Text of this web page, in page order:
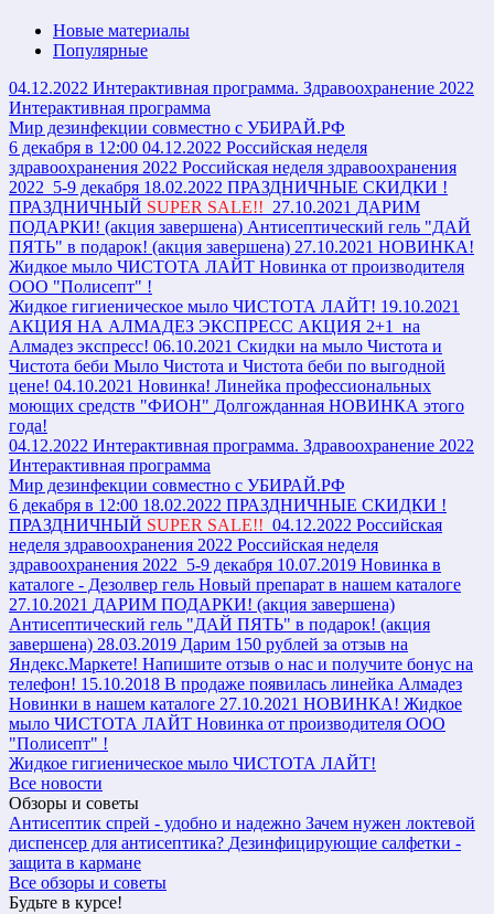
Новые материалы
Популярные
04.12.2022 Интерактивная программа. Здравоохранение 2022
Интерактивная программа
Мир дезинфекции совместно с УБИРАЙ.РФ
6 декабря в 12:00 04.12.2022 Российская неделя
здравоохранения 2022 Российская неделя здравоохранения
2022 5-9 декабря 18.02.2022 ПРАЗДНИЧНЫЕ СКИДКИ !
ПРАЗДНИЧНЫЙ SUPER SALE!! 27.10.2021 ДАРИМ
ПОДАРКИ! (акция завершена) Антисептический гель "ДАЙ
ПЯТЬ" в подарок! (акция завершена) 27.10.2021 НОВИНКА!
Жидкое мыло ЧИСТОТА ЛАЙТ Новинка от производителя
ООО "Полисепт" !
Жидкое гигиеническое мыло ЧИСТОТА ЛАЙТ! 19.10.2021
АКЦИЯ НА АЛМАДЕЗ ЭКСПРЕСС АКЦИЯ 2+1 на
Алмадез экспресс! 06.10.2021 Скидки на мыло Чистота и
Чистота беби Мыло Чистота и Чистота беби по выгодной
цене! 04.10.2021 Новинка! Линейка профессиональных
моющих средств "ФИОН" Долгожданная НОВИНКА этого
года!
04.12.2022 Интерактивная программа. Здравоохранение 2022
Интерактивная программа
Мир дезинфекции совместно с УБИРАЙ.РФ
6 декабря в 12:00 18.02.2022 ПРАЗДНИЧНЫЕ СКИДКИ !
ПРАЗДНИЧНЫЙ SUPER SALE!! 04.12.2022 Российская
неделя здравоохранения 2022 Российская неделя
здравоохранения 2022 5-9 декабря 10.07.2019 Новинка в
каталоге - Дезолвер гель Новый препарат в нашем каталоге
27.10.2021 ДАРИМ ПОДАРКИ! (акция завершена)
Антисептический гель "ДАЙ ПЯТЬ" в подарок! (акция
завершена) 28.03.2019 Дарим 150 рублей за отзыв на
Яндекс.Маркете! Напишите отзыв о нас и получите бонус на
телефон! 15.10.2018 В продаже появилась линейка Алмадез
Новинки в нашем каталоге 27.10.2021 НОВИНКА! Жидкое
мыло ЧИСТОТА ЛАЙТ Новинка от производителя ООО
"Полисепт" !
Жидкое гигиеническое мыло ЧИСТОТА ЛАЙТ!
Все новости
Обзоры и советы
Антисептик спрей - удобно и надежно Зачем нужен локтевой
диспенсер для антисептика? Дезинфицирующие салфетки -
защита в кармане
Все обзоры и советы
Будьте в курсе!